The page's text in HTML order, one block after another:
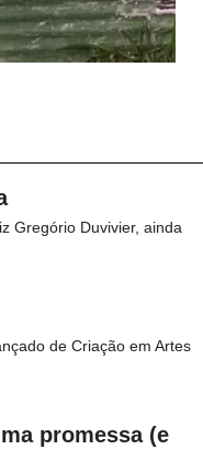
Gregório Duvivier, ainda
de Criação em Artes
promessa (e